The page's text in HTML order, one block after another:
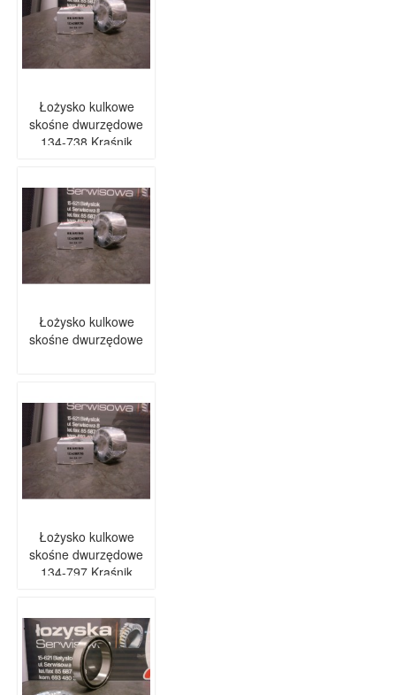
Łożysko kulkowe
skośne dwurzędowe
134-738 Kraśnik
Łożysko kulkowe
skośne dwurzędowe
Łożysko kulkowe
skośne dwurzędowe
134-797 Kraśnik